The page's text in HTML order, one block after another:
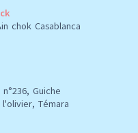
chok Casablanca
Guiche
Témara